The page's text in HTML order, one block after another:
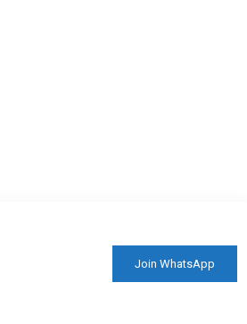
Join WhatsApp